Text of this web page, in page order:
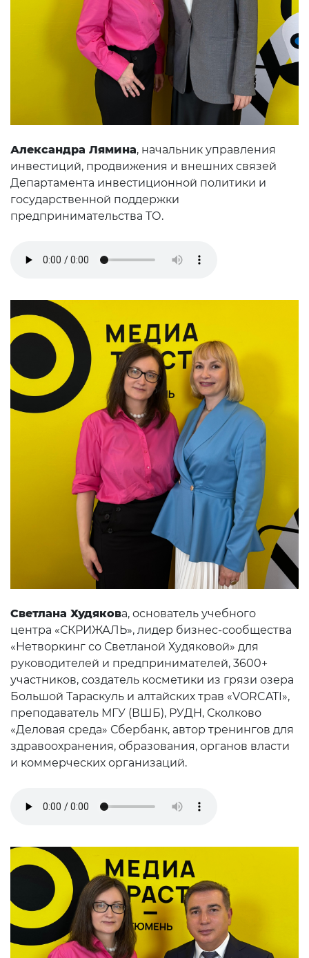
Александра Лямина, начальник управления
инвестиций, продвижения и внешних связей
Департамента инвестиционной политики и
государственной поддержки
предпринимательства ТО.
Светлана Худякова, основатель учебного
центра «СКРИЖАЛЬ», лидер бизнес-сообщества
«Нетворкинг со Светланой Худяковой» для
руководителей и предпринимателей, 3600+
участников, создатель косметики из грязи озера
Большой Тараскуль и алтайских трав «VORCATI»,
преподаватель МГУ (ВШБ), РУДН, Сколково
«Деловая среда» Сбербанк, автор тренингов для
здравоохранения, образования, органов власти
и коммерческих организаций.